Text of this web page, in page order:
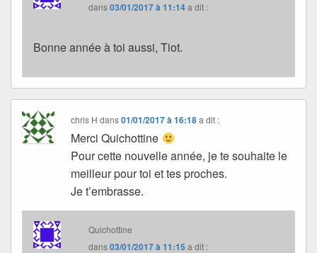
dans03/01/2017 à 11:14a dit :
Bonne année à toi aussi, Tiot.
chris H dans01/01/2017 à 16:18 a dit :
Merci Quichottine
Pour cette nouvelle année, je te souhaite le
meilleur pour toi et tes proches.
Je t’embrasse.
Quichottine
dans03/01/2017 à 11:15 a dit :